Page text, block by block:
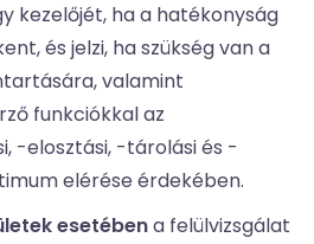
kezelőjét, ha a hatékonyság
és jelzi, ha szükség van a
valamint
funkciókkal az
-elosztási, -tárolási és -
elérése érdekében.
esetébena felülvizsgálat